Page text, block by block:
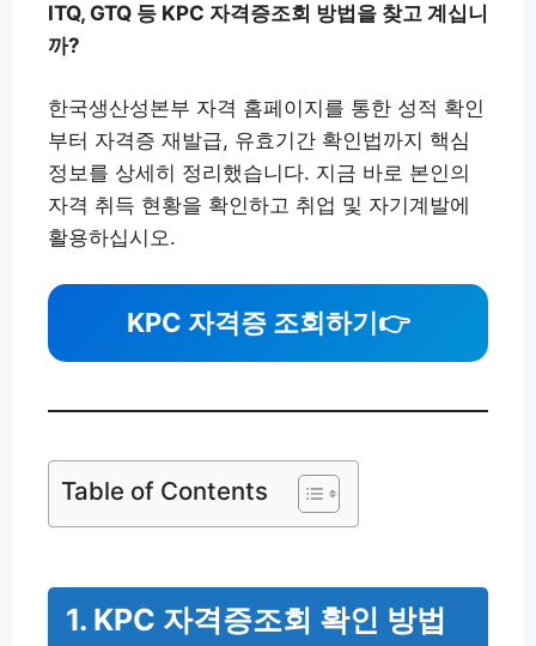
ITQ, GTQ 등 KPC 자격증조회 방법을 찾고 계십니
까?
한국생산성본부 자격 홈페이지를 통한 성적 확인
부터 자격증 재발급, 유효기간 확인법까지 핵심
정보를 상세히 정리했습니다. 지금 바로 본인의
자격 취득 현황을 확인하고 취업 및 자기계발에
활용하십시오.
KPC 자격증 조회하기 👉
Table of Contents
1. KPC 자격증조회 확인 방법